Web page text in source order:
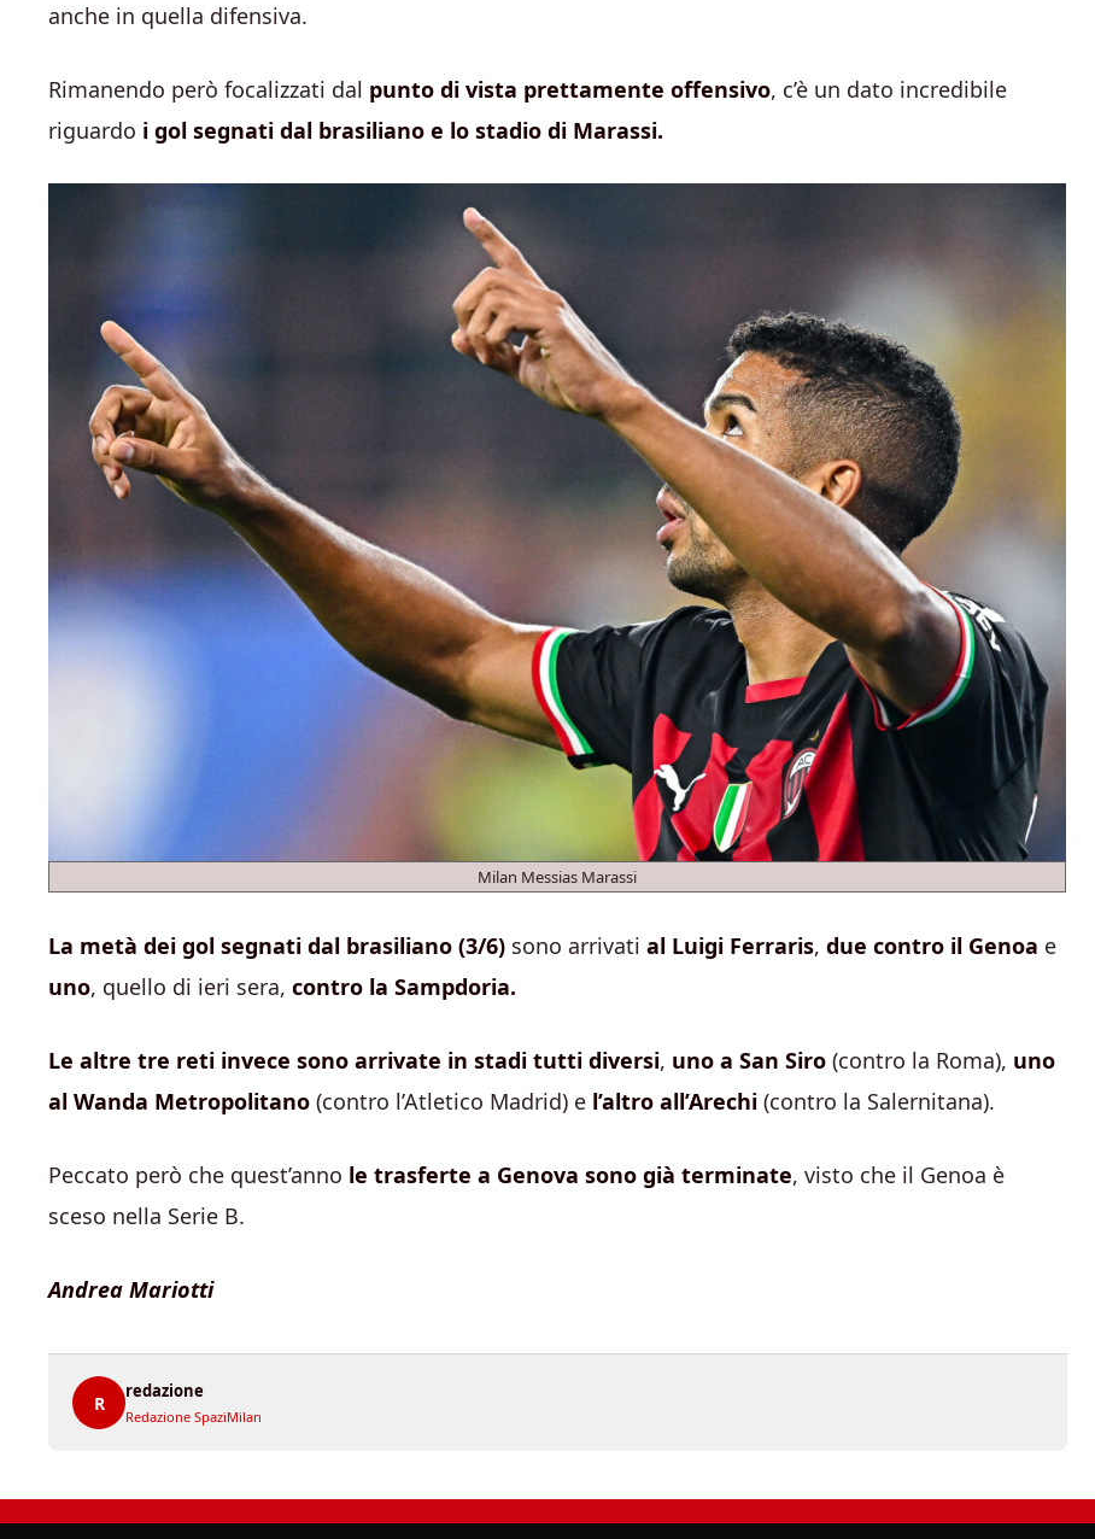
anche in quella difensiva.
Rimanendo però focalizzati dal punto di vista prettamente offensivo, c’è un dato incredibile
riguardo i gol segnati dal brasiliano e lo stadio di Marassi.
Milan Messias Marassi
La metà dei gol segnati dal brasiliano (3/6) sono arrivati al Luigi Ferraris, due contro il Genoa e
uno, quello di ieri sera, contro la Sampdoria.
Le altre tre reti invece sono arrivate in stadi tutti diversi, uno a San Siro (contro la Roma), uno
al Wanda Metropolitano (contro l’Atletico Madrid) e l’altro all’Arechi (contro la Salernitana).
Peccato però che quest’anno le trasferte a Genova sono già terminate, visto che il Genoa è
sceso nella Serie B.
Andrea Mariotti
R
redazione
Redazione SpaziMilan